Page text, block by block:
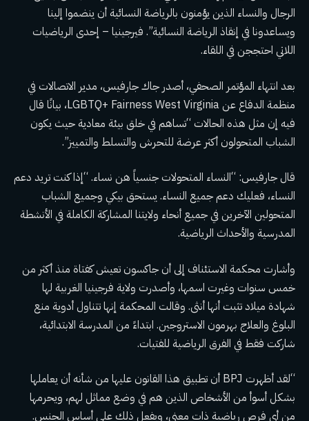
الرجال والنساء الذين يؤمنون بالرياضة النسائية أن ينضموا إلينا
ويساعدونا في إنقاذ الرياضة النسائية”. فيرجينيا – إحدى الرياضيات
اللاتي احتججن في اللقاء.
بعد انتهاء المؤتمر الصحفي، أصدر جاك جارفيس، مدير الاتصالات في
منظمة الدفاع عن LGBTQ+ Fairness West Virginia، بيانًا قال
فيه إن مثل هذه الحالات “تساهم في خلق بيئة معادية حيث يكون
الشباب المتحولون أكثر عرضة للتحرش والتسلط والتمييز”.
قال جارفيس: “النساء المتحولات جنسياً هن نساء. “إذا كنت تريد دعم
النساء، فعليك دعم جميع النساء. يستحق بيكي وجميع الشباب
المتحولين الآخرين في جميع أنحاء ولايتنا المشاركة الكاملة في الأنشطة
المدرسية والأحداث الرياضية.
وأشارت محكمة الاستئناف إلى أن جاكسون تعيش كفتاة منذ أكثر من
خمس سنوات وغيرت اسمها، وأصدرت ولاية فرجينيا الغربية لها
شهادة ميلاد تثبت أنها أنثى. وقالت المحكمة إنها تتناول أدوية منع
البلوغ والعلاج بهرمون الاستروجين. ابتداءً من المدرسة الابتدائية،
شاركت فقط في الفرق الرياضية للفتيات.
“لقد أظهرت BPJ أن تطبيق هذا القانون عليها من شأنه أن يعاملها
بشكل أسوأ من الأشخاص الذين هم في وضع مماثل لهم، ويحرمها
من أي فرص رياضية ذات معنى، ويفعل ذلك على أساس الجنس.